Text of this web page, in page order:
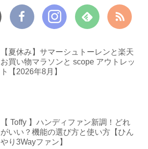
【夏休み】サマーシュトーレンと楽天
お買い物マラソンと scope アウトレッ
ト【2026年8月】
【 Toffy 】ハンディファン新調！どれ
がいい？機能の選び方と使い方【ひん
やり3Wayファン】